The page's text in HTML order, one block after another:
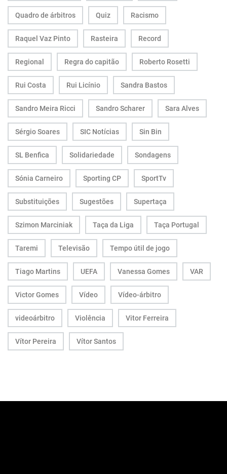
Quadro de árbitros Quiz Racismo
Raquel Vaz Pinto Rasteira Record
Regional Regra do capitão Roberto Rosetti
Rui Costa Rui Licínio Sandra Bastos
Sandro Meira Ricci Sandro Scharer Sara Alves
Sérgio Soares SIC Notícias Sin Bin
SL Benfica Solidariedade Sondagens
Sónia Carneiro Sporting CP SportTv
Substituições Sugestões Supertaça
Szimon Marciniak Taça da Liga Taça Portugal
Taremi Televisão Tempo útil de jogo
Tiago Martins UEFA Vanessa Gomes VAR
Victor Gomes Vídeo Vídeo-árbitro
videoárbitro Violência Vitor Ferreira
Vítor Pereira Vítor Santos